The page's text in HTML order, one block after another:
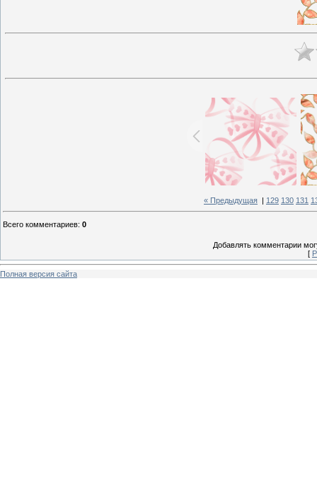
« Предыдущая 129 130 131
Всего комментариев: 0
Добавлять комментарии
[
Полная версия сайта